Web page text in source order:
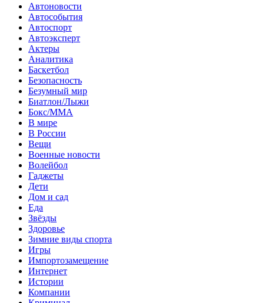
Автоновости
Автособытия
Автоспорт
Автоэксперт
Актеры
Аналитика
Баскетбол
Безопасность
Безумный мир
Биатлон/Лыжи
Бокс/MMA
В мире
В России
Вещи
Военные новости
Волейбол
Гаджеты
Дети
Дом и сад
Еда
Звёзды
Здоровье
Зимние виды спорта
Игры
Импортозамещение
Интернет
Истории
Компании